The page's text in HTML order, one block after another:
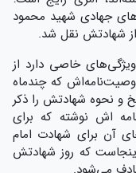
جهادی شهید محمود
شهادتش نقل شد.
خاصی دارد از
وصیت‌نامه‌اش که چندماه
و نحوه شهادتش را ذکر
اش نوشته که برای
آن برای شهادت امام
که روز شهادتش